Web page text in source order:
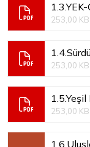
253,00 KB
253,00 KB
253,00 KB